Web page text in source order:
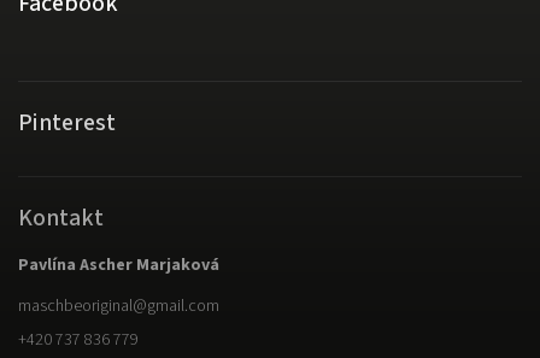
Pinterest
Kontakt
Pavlína Ascher Marjaková
maschbeoriginal@gmail.com
+420 737 836 779